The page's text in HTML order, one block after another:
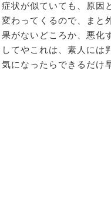
症状が似ていても、原因
変わってくるので、まと
果がないどころか、悪化
してやこれは、素人には
気になったらできるだけ